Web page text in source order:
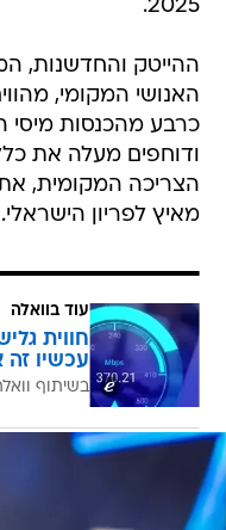
2025.
ההייטק והחדשנות,
ודוחפים מעלה את
הצריכה המקומית, את
מאיץ לפריון הישראלי.
עוד בוואלה
חווית
עכשיו
בשיתוף